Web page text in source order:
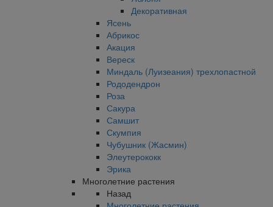
Декоративная
Ясень
Абрикос
Акация
Вереск
Миндаль (Луизеания) трехлопастной
Рододендрон
Роза
Сакура
Самшит
Скумпия
Чубушник (Жасмин)
Элеутерококк
Эрика
Многолетние растения
Назад